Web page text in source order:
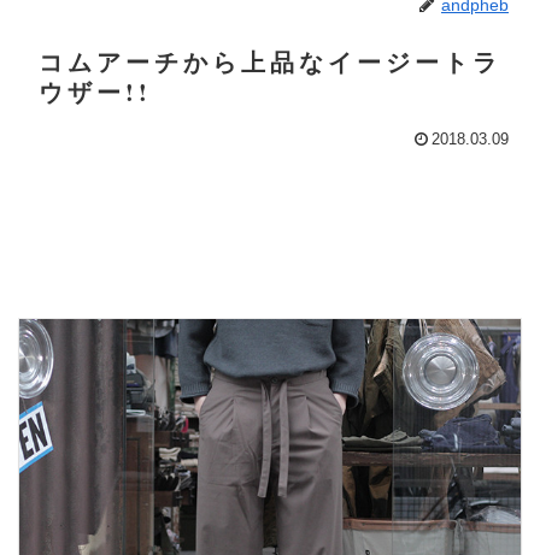
andpheb
コムアーチから上品なイージートラ
ウザー!!
2018.03.09